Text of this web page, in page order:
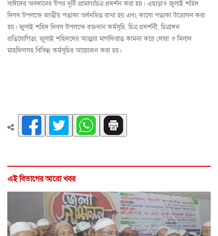
সাঈদের অবদানের উপর দুটি প্রামাণ্যচিত্র প্রদর্শন করা হয়। এছাড়াও জুলাই শহিদ
দিবস উপলক্ষে জাতীয় পতাকা অর্ধনমিত রাখা হয় এবং কালো পতাকা উত্তোলন করা
হয়। জুলাই শহিদ দিবস উপলক্ষে রক্তদান কর্মসূচি, চিত্র প্রদর্শনী, চিত্রাঙ্গন
প্রতিযোগিতা, জুলাই শহিদদের আত্মার মাগফিরাত কামনা করে দোয়া ও মিলাদ
মাহফিলসহ বিভিন্ন কর্মসূচির আয়োজন করা হয়।
এই বিভাগের আরো খবর